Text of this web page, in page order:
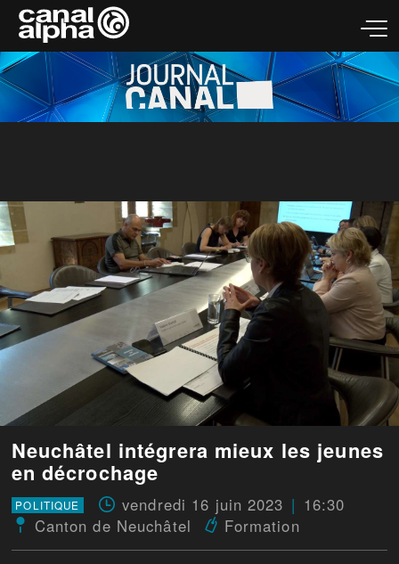
Neuchâtel intégrera mieux les jeunes
en décrochage
POLITIQUE vendredi 16 juin 2023
16:30
Canton de Neuchâtel
Formation